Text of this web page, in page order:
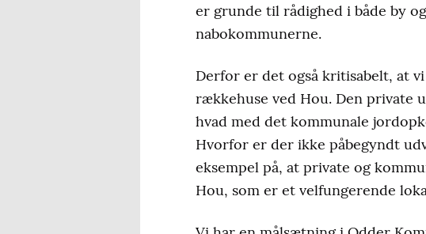
er grunde til rådighed i både by
nabokommunerne.
Derfor er det også kritisabelt, at
rækkehuse ved Hou. Den private
hvad med det kommunale
Hvorfor er der ikke påbegyndt
eksempel på, at private og
Hou, som er et velfungerende